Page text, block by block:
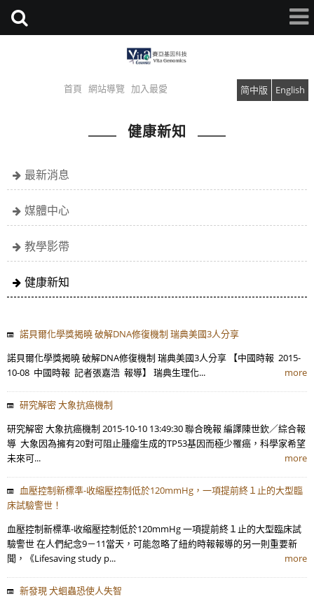
首頁 網站導覽 加入最愛 简中版 English
健康新知
最新消息
媒體中心
教學影帶
健康新知
諾貝爾化學獎揭曉 破解DNA修復機制 瑞典美國3人分享
諾貝爾化學獎揭曉 破解DNA修復機制 瑞典美國3人分享 【中國時報 2015-
10-08 中國時報 記者張嘉浩 報導】 瑞典生理化...
more
研究解密 大象抗癌機制
研究解密 大象抗癌機制 2015-10-10 13:49:30 聯合晚報 編譯陳世欽／綜合報
導 大象因為擁有20對可阻止腫瘤生成的TP53基因而極少罹癌，科學家希望
未來可...
more
血壓控制新標準-收縮壓控制低於120mmHg，一項提前終１止的大型臨
床試驗警世！
血壓控制新標準-收縮壓控制低於120mmHg 一項提前終１止的大型臨床試
驗警世 在人們紀念9－11當天，可能忽略了紐約時報報導的另一則重要新
聞，《Lifesaving study p...
more
新發現 犬蛔蟲恐使人失智